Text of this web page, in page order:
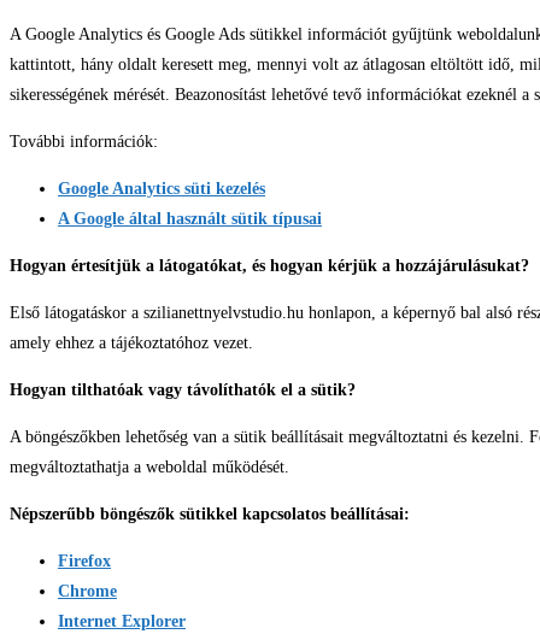
A Google Analytics és Google Ads sütikkel információt gyűjtünk
kattintott, hány oldalt keresett meg, mennyi volt az átlagosan eltöltött idő,
sikerességének mérését. Beazonosítást lehetővé tevő információkat ezeknél
További információk:
Google Analytics süti kezelés
A Google által használt sütik típusai
Hogyan értesítjük a látogatókat, és hogyan kérjük a hozzájárulásukat?
Első látogatáskor a szilianettnyelvstudio.hu honlapon, a képernyő bal alsó
amely ehhez a tájékoztatóhoz vezet.
Hogyan tilthatóak vagy távolíthatók el a sütik?
A böngészőkben lehetőség van a sütik beállításait megváltoztatni és kezelni.
megváltoztathatja a weboldal működését.
Népszerűbb böngészők sütikkel kapcsolatos beállításai:
Firefox
Chrome
Internet Explorer